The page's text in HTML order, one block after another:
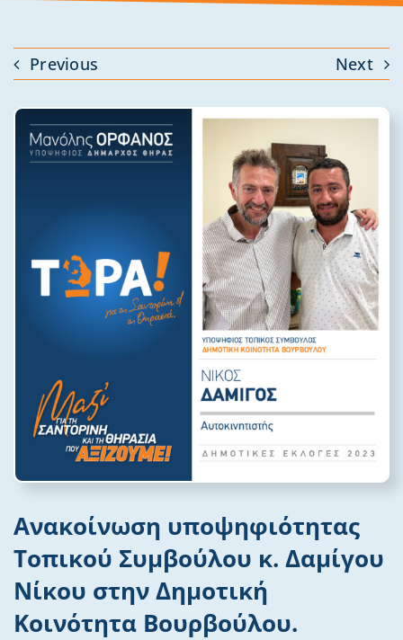
Previous Next
Ανακοίνωση υποψηφιότητας
Τοπικού Συμβούλου κ. Δαμίγου
Νίκου στην Δημοτική
Κοινότητα Βουρβούλου.